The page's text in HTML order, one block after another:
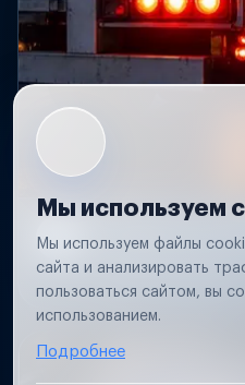
Проверим проводку
освещение прицепа.
Мы используем
Мы используем файлы
сайта и анализировать
пользоваться сайтом, вы
использованием.
Подробнее